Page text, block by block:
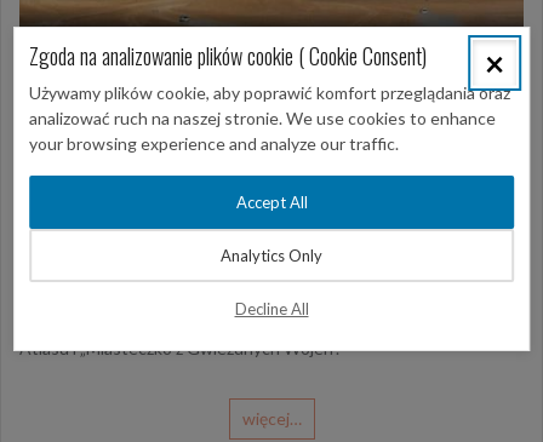
Jerba- safari,
Sahara Explorer + Ksar Ghilane
podczas której odwiedzisz zarówno oazę Ksar Ghilane jak i też Góry
Atlasu i „Miasteczko z Gwiezdnych Wojen”.
więcej…
×
Zgoda na analizowanie plików cookie ( Cookie Consent)
Używamy plików cookie, aby poprawić komfort przeglądania oraz
analizować ruch na naszej stronie. We use cookies to enhance
your browsing experience and analyze our traffic.
Accept All
Analytics Only
Decline All